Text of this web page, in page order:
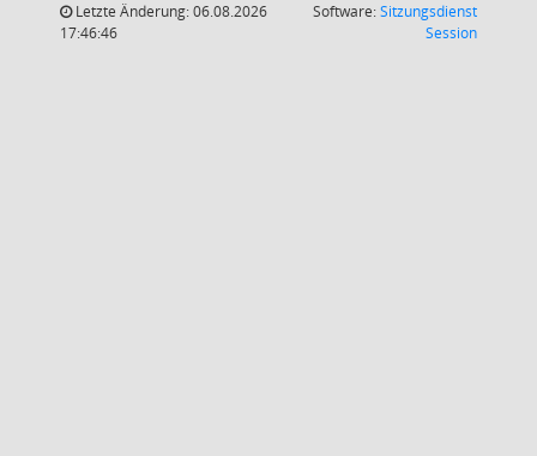
Letzte Änderung: 06.08.2026
17:46:46
Software:Sitzungsdienst
Session(Wird in